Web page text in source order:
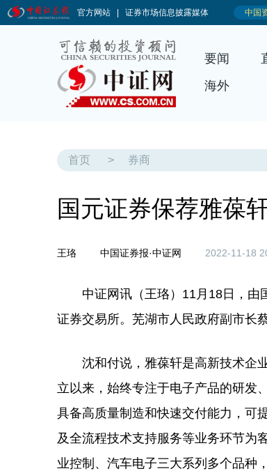
要闻
海外
首页 > 券商
国元证券保荐雅葆
王珞 中国证券报·中证网 2022-11-18
中证网讯（王珞）11月18日，由
证券交易所。芜湖市人民政府副市长
沈和付说，雅葆轩是高新技术企
立以来，始终专注于电子产品的研发
具备高质量制造和快速交付能力，可
及全流程技术支持服务等业务环节为
业控制、汽车电子三大系列多个品种